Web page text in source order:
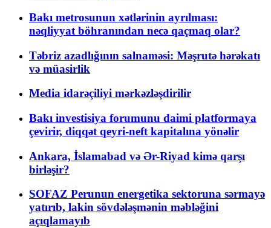
Bakı metrosunun xətlərinin ayrılması:
nəqliyyat böhranından necə qaçmaq olar?
Təbriz azadlığının salnaməsi: Məşrutə hərəkatı
və müasirlik
Media idarəçiliyi mərkəzləşdirilir
Bakı investisiya forumunu daimi platformaya
çevirir, diqqət qeyri-neft kapitalına yönəlir
Ankara, İslamabad və Ər-Riyad kimə qarşı
birləşir?
SOFAZ Perunun energetika sektoruna sərmayə
yatırıb, lakin sövdələşmənin məbləğini
açıqlamayıb